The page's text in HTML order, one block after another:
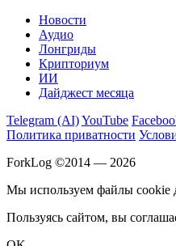
Новости
Аудио
Лонгриды
Крипториум
ИИ
Дайджест месяца
Telegram (AI)YouTube
Политика приватности
ForkLog ©2014 — 2026
Мы используем файлы cookie
Пользуясь сайтом, вы